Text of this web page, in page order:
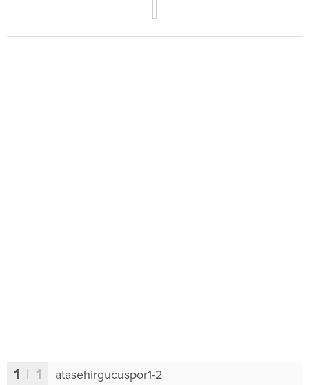
1 | 1 atasehirgucuspor1-2